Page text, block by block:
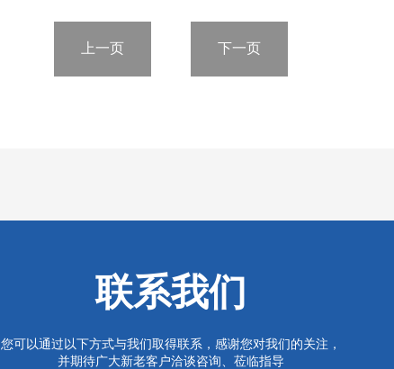
上一页 下一页
联系我们
您可以通过以下方式与我们取得联系，感谢您对我们的关注，
并期待广大新老客户洽谈咨询、莅临指导